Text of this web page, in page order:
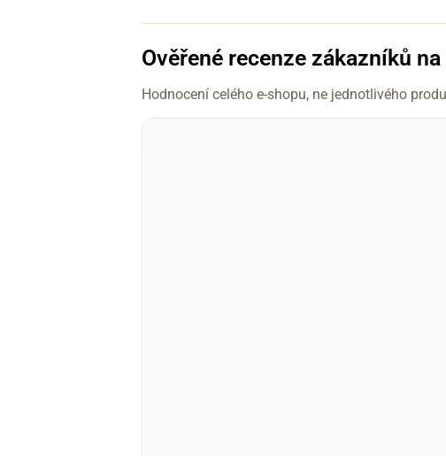
Ověřené recenze zákazníků
Hodnocení celého e-shopu, ne jednotlivého